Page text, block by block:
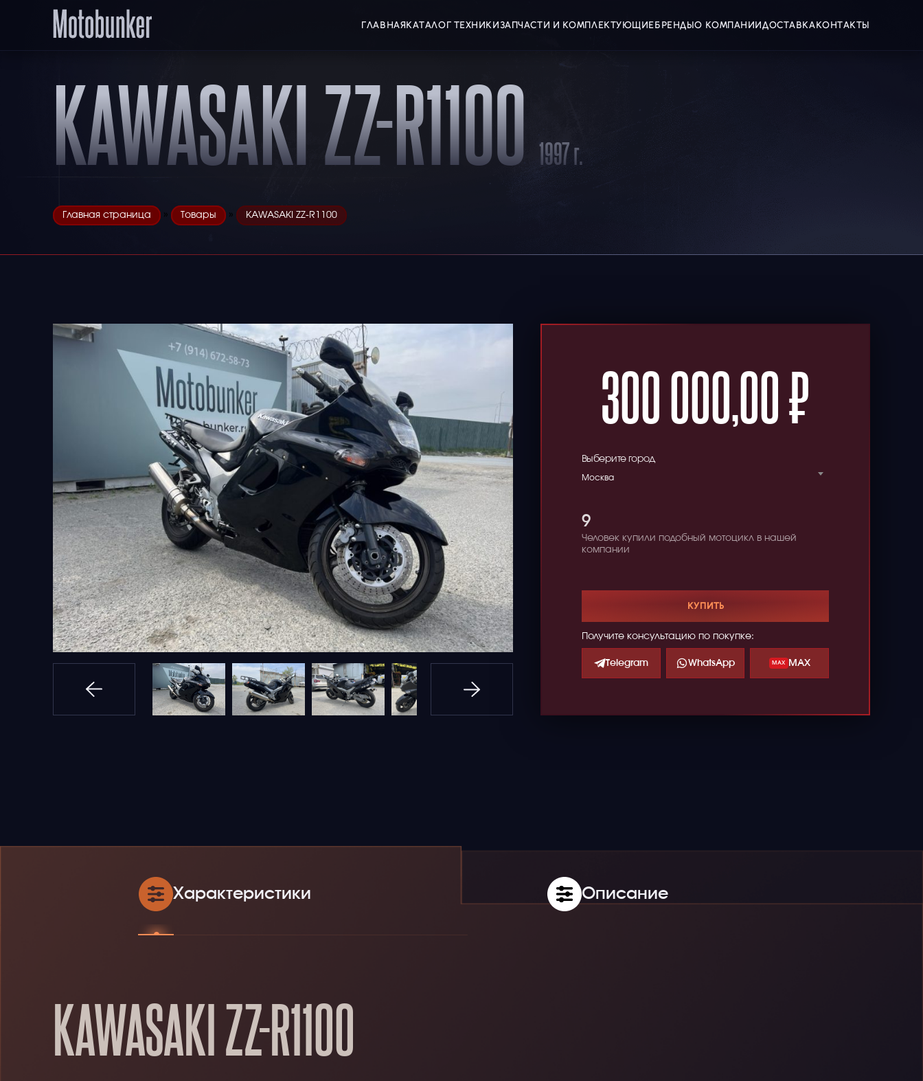
ГЛАВНАЯКАТАЛОГ ТЕХНИКИЗАПЧАСТИ И КОМПЛЕКТУЮЩИЕБРЕНДЫО КОМПАНИИДОСТАВКАКОНТАКТЫ
KAWASAKI ZZ-R1100 1997 г.
Главная страница » Товары » KAWASAKI ZZ-R1100
300 000,00₽
Выберите город
Москва
9
Человек купили подобный мотоцикл в нашей
компании
КУПИТЬ
Получите консультацию по покупке:
Telegram WhatsApp MAX MAX
Характеристики Описание
KAWASAKI ZZ-R1100